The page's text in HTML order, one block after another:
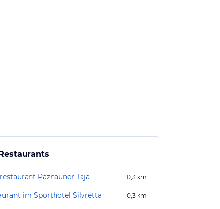
Paznauner Taja 0,3 km
im Sporthotel Silvretta 0,3 km